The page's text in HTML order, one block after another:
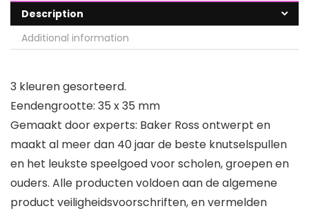
Description
Additional information
3 kleuren gesorteerd.
Eendengrootte: 35 x 35 mm
Gemaakt door experts: Baker Ross ontwerpt en
maakt al meer dan 40 jaar de beste knutselspullen
en het leukste speelgoed voor scholen, groepen en
ouders. Alle producten voldoen aan de algemene
product veiligheidsvoorschriften, en vermelden